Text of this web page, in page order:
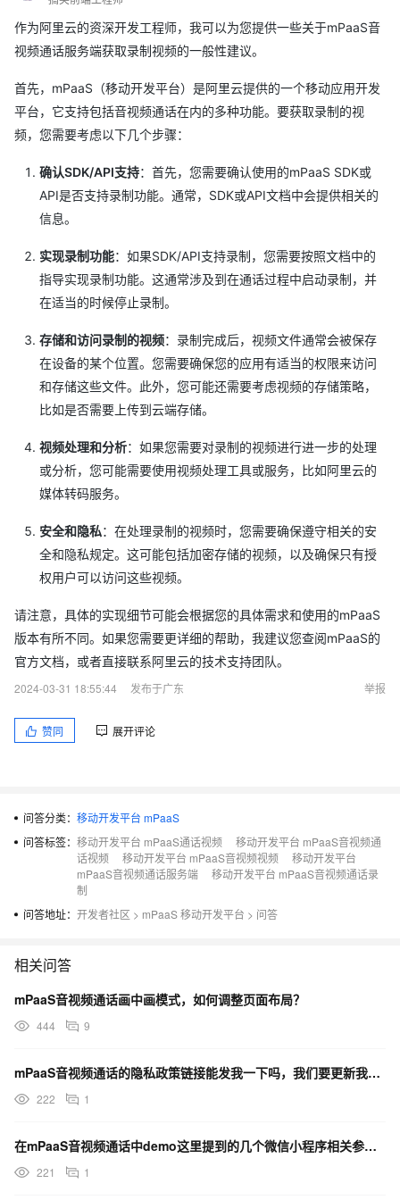
作为阿里云的资深开发工程师，我可以为您提供一些关于mPaaS音
视频通话服务端获取录制视频的一般性建议。
首先，mPaaS（移动开发平台）是阿里云提供的一个移动应用开发
平台，它支持包括音视频通话在内的多种功能。要获取录制的视
频，您需要考虑以下几个步骤：
确认SDK/API支持：首先，您需要确认使用的mPaaS SDK或
API是否支持录制功能。通常，SDK或API文档中会提供相关的
信息。
实现录制功能：如果SDK/API支持录制，您需要按照文档中的
指导实现录制功能。这通常涉及到在通话过程中启动录制，并
在适当的时候停止录制。
存储和访问录制的视频：录制完成后，视频文件通常会被保存
在设备的某个位置。您需要确保您的应用有适当的权限来访问
和存储这些文件。此外，您可能还需要考虑视频的存储策略，
比如是否需要上传到云端存储。
视频处理和分析：如果您需要对录制的视频进行进一步的处理
或分析，您可能需要使用视频处理工具或服务，比如阿里云的
媒体转码服务。
安全和隐私：在处理录制的视频时，您需要确保遵守相关的安
全和隐私规定。这可能包括加密存储的视频，以及确保只有授
权用户可以访问这些视频。
请注意，具体的实现细节可能会根据您的具体需求和使用的mPaaS
版本有所不同。如果您需要更详细的帮助，我建议您查阅mPaaS的
官方文档，或者直接联系阿里云的技术支持团队。
2024-03-31 18:55:44
发布于广东 举报
赞同 展开评论
问答分类： 移动开发平台 mPaaS
问答标签： 移动开发平台 mPaaS通话视频
移动开发平台 mPaaS音视频通
话视频
移动开发平台 mPaaS音视频视频
移动开发平台
mPaaS音视频通话服务端
移动开发平台 mPaaS音视频通话录
制
问答地址： 开发者社区 > mPaaS 移动开发平台 > 问答
相关问答
mPaaS音视频通话画中画模式，如何调整页面布局？
444 9
mPaaS音视频通话的隐私政策链接能发我一下吗，我们要更新我们自己的隐私政策？
222 1
在mPaaS音视频通话中demo这里提到的几个微信小程序相关参数这个appId应该填什么?
221 1